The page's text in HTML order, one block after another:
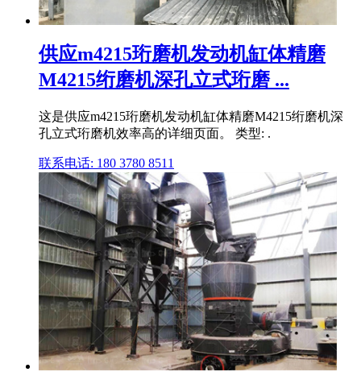
供应m4215珩磨机发动机缸体精磨
M4215绗磨机深孔立式珩磨 ...
这是供应m4215珩磨机发动机缸体精磨M4215绗磨机深
孔立式珩磨机效率高的详细页面。 类型: .
联系电话: 180 3780 8511